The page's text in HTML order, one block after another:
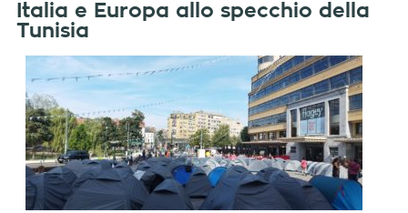
Italia e Europa allo specchio della
Tunisia